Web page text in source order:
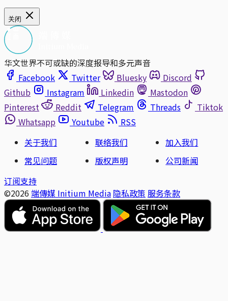
关闭
华文世界不可或缺的深度报导和多元声音
Facebook
Twitter Bluesky
Discord
Github
Instagram Linkedin
Mastodon
Pinterest
Reddit Telegram Threads
Tiktok
Whatsapp
Youtube
RSS
关于我们
联络我们
加入我们
常见问题
版权声明
公司新闻
订阅支持
©2026 端傳媒 Initium Media 隐私政策 服务条款